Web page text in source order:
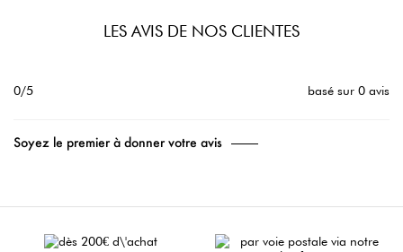
LES AVIS DE NOS CLIENTES
0/5 basé sur 0 avis
Soyez le premier à donner votre avis